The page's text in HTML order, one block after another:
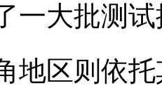
一大批测
地区则依